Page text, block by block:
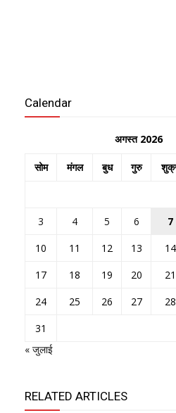
Calendar
अगस्त 2026
सोम मंगल बुध गुरु
3
4 5 6 7
10
11 12 13 14
17
18 19 20 21
24
25 26 27 28
31
« जुलाई
RELATED ARTICLES